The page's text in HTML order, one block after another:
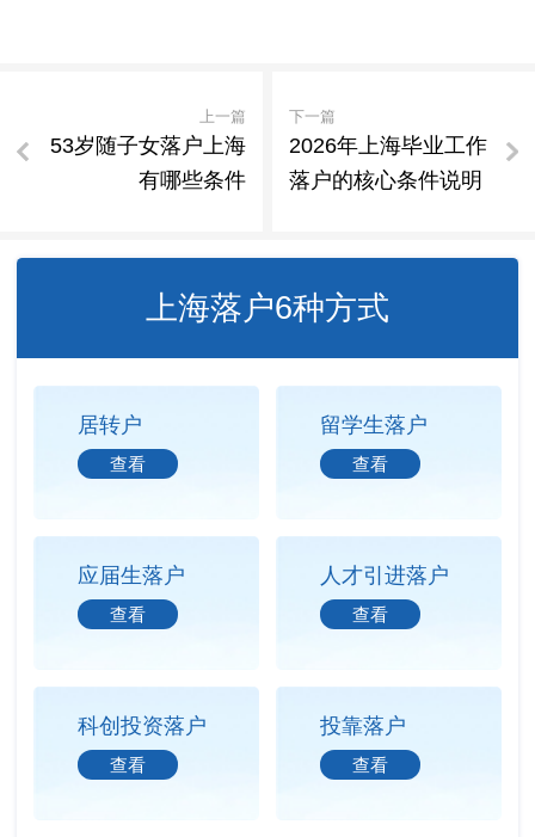
上一篇
53岁随子女落户上海
有哪些条件
下一篇
2026年上海毕业工作
落户的核心条件说明
上海落户6种方式
居转户
查看
留学生落户
查看
应届生落户
查看
人才引进落户
查看
科创投资落户
查看
投靠落户
查看